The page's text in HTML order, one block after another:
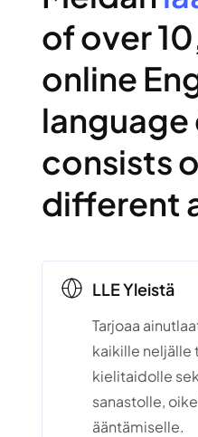
of over
online
language
consists
different
LLE Yleistä
Tarjoaa
kaikille neljälle
kielitaidolle
sanastolle,
ääntämiselle.